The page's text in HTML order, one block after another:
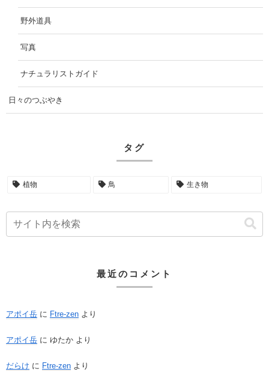
野外道具
写真
ナチュラリストガイド
日々のつぶやき
タグ
植物 鳥 生き物
最近のコメント
アポイ岳 に Ftre-zen より
アポイ岳 に ゆたか より
だらけ に Ftre-zen より